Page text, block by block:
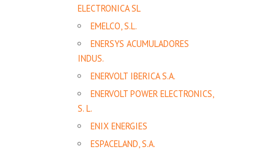
ELECTRONICA SL
EMELCO, S.L.
ENERSYS ACUMULADORES
INDUS.
ENERVOLT IBERICA S.A.
ENERVOLT POWER ELECTRONICS,
S. L.
ENIX ENERGIES
ESPACELAND, S.A.